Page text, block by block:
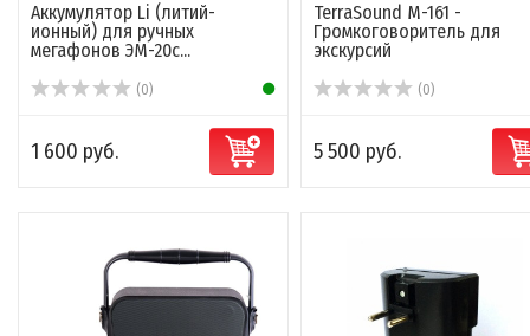
Аккумулятор Li (литий-
ионный) для ручных
мегафонов ЭМ-20с...
(0)
1 600 руб.
TerraSound M-161 -
Громкоговоритель для
экскурсий
(0)
5 500 руб.